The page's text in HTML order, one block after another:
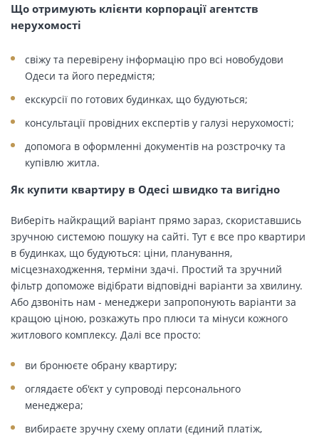
Що отримують клієнти корпорації агентств
нерухомості
свіжу та перевірену інформацію про всі новобудови
Одеси та його передмістя;
екскурсії по готових будинках, що будуються;
консультації провідних експертів у галузі нерухомості;
допомога в оформленні документів на розстрочку та
купівлю житла.
Як купити квартиру в Одесі швидко та вигідно
Виберіть найкращий варіант прямо зараз, скориставшись
зручною системою пошуку на сайті. Тут є все про квартири
в будинках, що будуються: ціни, планування,
місцезнаходження, терміни здачі. Простий та зручний
фільтр допоможе відібрати відповідні варіанти за хвилину.
Або дзвоніть нам - менеджери запропонують варіанти за
кращою ціною, розкажуть про плюси та мінуси кожного
житлового комплексу. Далі все просто:
ви бронюєте обрану квартиру;
оглядаєте об'єкт у супроводі персонального
менеджера;
вибираєте зручну схему оплати (єдиний платіж,